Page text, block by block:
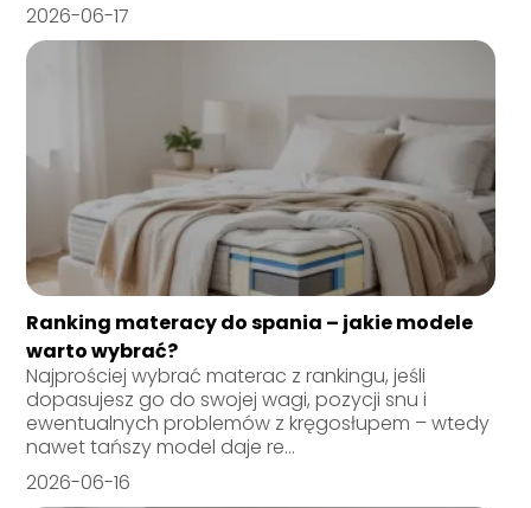
2026-06-17
Ranking materacy do spania – jakie modele
warto wybrać?
Najprościej wybrać materac z rankingu, jeśli
dopasujesz go do swojej wagi, pozycji snu i
ewentualnych problemów z kręgosłupem – wtedy
nawet tańszy model daje re...
2026-06-16